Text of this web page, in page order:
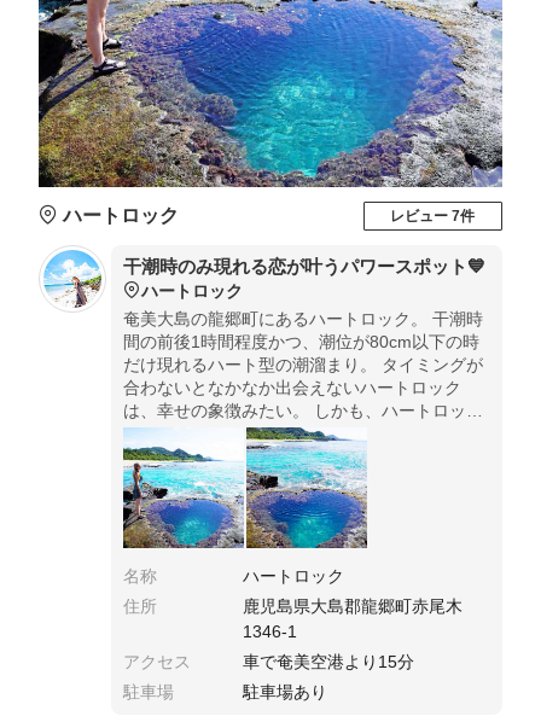
ハートロック レビュー 7件
干潮時のみ現れる恋が叶うパワースポット💙
ハートロック
奄美大島の龍郷町にあるハートロック。 干潮時
間の前後1時間程度かつ、潮位が80cm以下の時
だけ現れるハート型の潮溜まり。 タイミングが
合わないとなかなか出会えないハートロック
は、幸せの象徴みたい。 しかも、ハートロック
の画像を待ち受け画面にすると恋愛運アップに
効果があるそうです☺️
名称
ハートロック
住所
鹿児島県大島郡龍郷町赤尾木
1346-1
アクセス
車で奄美空港より15分
駐車場
駐車場あり